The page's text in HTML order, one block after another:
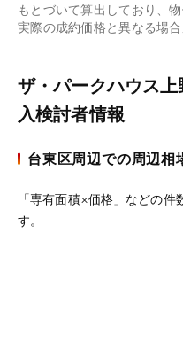
もとづいて算出しており、
実際の成約価格と異なる場合
ザ・パークハウス
入検討者情報
台東区周辺での周辺相
「専有面積×価格」などの
す。